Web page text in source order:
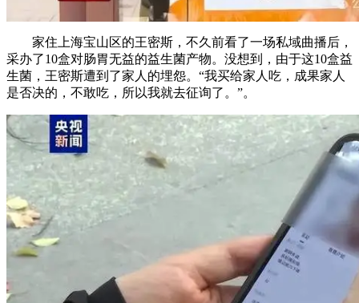
家住上海宝山区的王密斯，不久前看了一场私域曲播后，
采办了10盒对肠胃无益的益生菌产物。没想到，由于这10盒益
生菌，王密斯遭到了家人的埋怨。“我买给家人吃，成果家人
是否决的，不敢吃，所以我就去征询了。”。